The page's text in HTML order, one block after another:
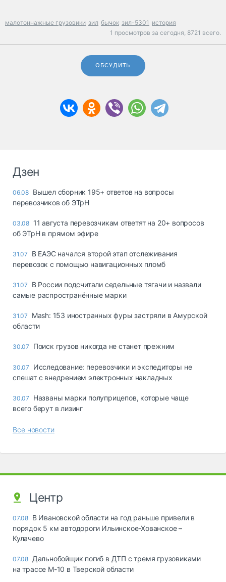
малотоннажные грузовики зил бычок зил-5301 история
1 просмотров за сегодня, 8721 всего.
ОБСУДИТЬ
Дзен
06.08 Вышел сборник 195+ ответов на вопросы
перевозчиков об ЭТрН
03.08 11 августа перевозчикам ответят на 20+ вопросов
об ЭТрН в прямом эфире
31.07
В ЕАЭС начался второй этап отслеживания
перевозок с помощью навигационных пломб
31.07
В России подсчитали седельные тягачи и назвали
самые распространённые марки
31.07
Mash: 153 иностранных фуры застряли в Амурской
области
30.07 Поиск грузов никогда не станет прежним
30.07
Исследование: перевозчики и экспедиторы не
спешат с внедрением электронных накладных
30.07
Названы марки полуприцепов, которые чаще
всего берут в лизинг
Все новости
Центр
07.08 В Ивановской области на год раньше привели в
порядок 5 км автодороги Ильинское-Хованское –
Кулачево
07.08 Дальнобойщик погиб в ДТП с тремя грузовиками
на трассе М-10 в Тверской области